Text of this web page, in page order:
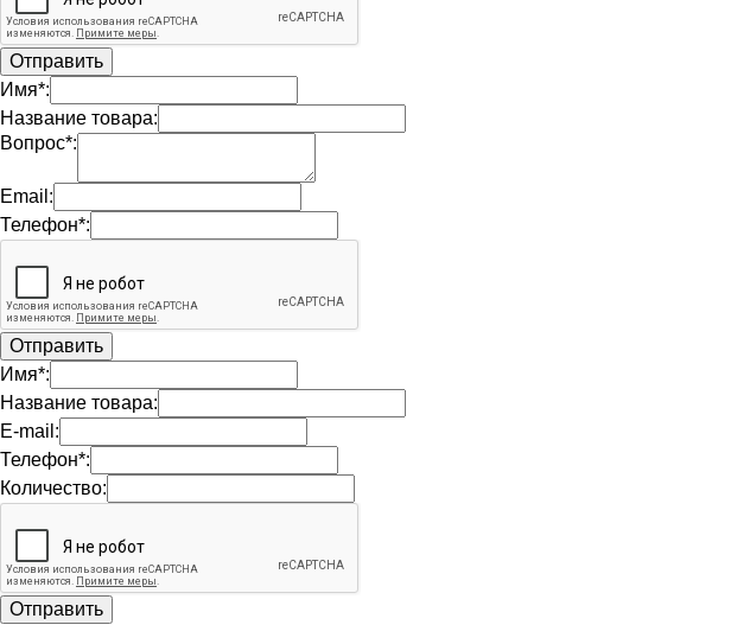
Имя*:
Название товара:
Вопрос*:
Email:
Телефон*:
Имя*:
Название товара:
E-mail:
Телефон*:
Количество: